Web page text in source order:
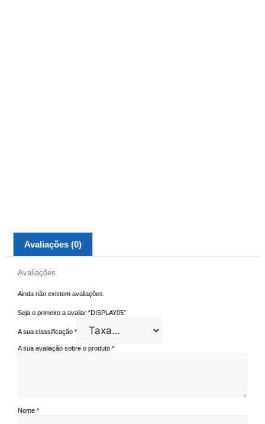
Avaliações (0)
Avaliações
Ainda não existem avaliações.
Seja o primeiro a avaliar “DISPLAY05”
A sua classificação *
A sua avaliação sobre o produto *
Nome *